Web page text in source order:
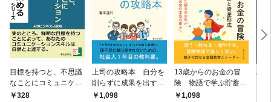
目標を持つと、不思議
なことにコミュニケー
ション能力が爆発的に
328
上司の攻略本 自分を
削らずに成果を出す方
法1,098
13歳からのお金の冒
険 物語で学ぶ貯蓄と
資産形成
1,098
Al